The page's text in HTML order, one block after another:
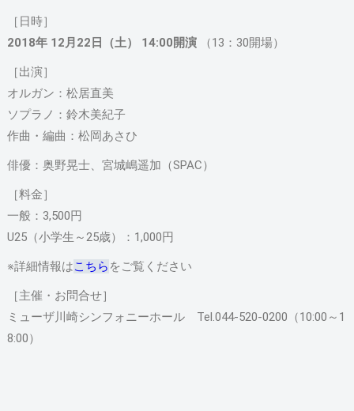
［日時］
2018年 12月22日（土） 14:00開演（13：30開場）
［出演］
オルガン：松居直美
ソプラノ：鈴木美紀子
作曲・編曲：松岡あさひ
俳優：奥野晃士、宮城嶋遥加（SPAC）
［料金］
一般：3,500円
U25（小学生～25歳）：1,000円
※詳細情報はこちら をご覧ください
［主催・お問合せ］
ミューザ川崎シンフォニーホール Tel.044-520-0200（10:00～1
8:00）